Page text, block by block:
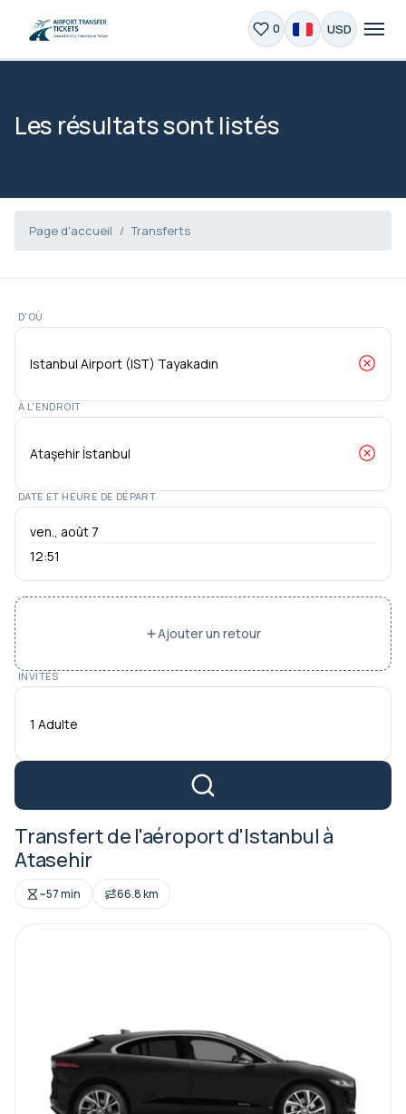
0 USD
Les résultats sont listés
Page d'accueil Transferts
D'OÙ
À L'ENDROIT
DATE ET HEURE DE DÉPART
12:51
Ajouter un retour
INVITÉS
1 Adulte
Transfert de l'aéroport d'Istanbul à
Atasehir
~57 min 66.8 km